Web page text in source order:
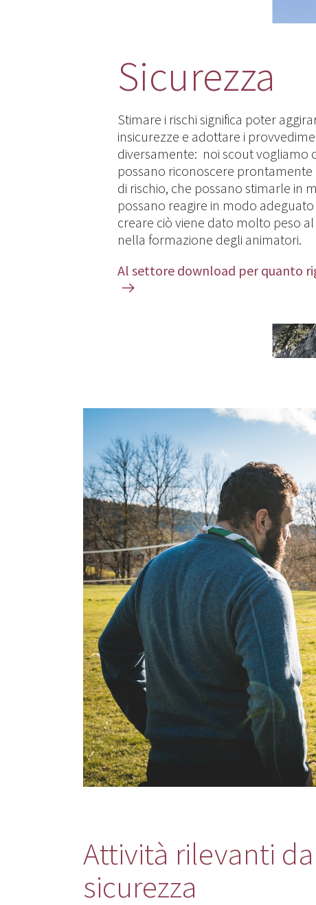
Sicurezza
Stimare i rischi significa poter
insicurezze e adottare i
diversamente: noi scout vogliamo
possano riconoscere prontamente
di rischio, che possano stimarle in
possano reagire in modo
creare ciò viene dato molto peso
nella formazione degli animatori.
Al settore download per quanto
Attività rilevanti
sicurezza